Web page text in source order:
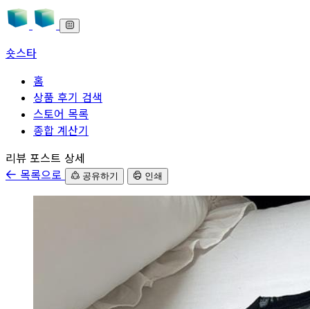
숏스타
홈
상품 후기 검색
스토어 목록
종합 계산기
본문으로 바로가기
리뷰 포스트 상세
목록으로
공유하기 인쇄